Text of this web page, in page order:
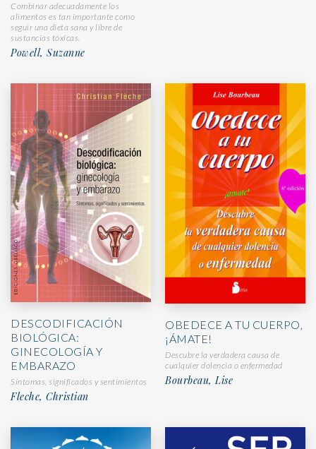
Combinar adecuadamente los
alimentos es tan importante como
seguir una dieta sana y libre de
sustancias tóxicas.
Powell, Suzanne
DESCODIFICACIÓN
BIOLÓGICA:
GINECOLOGÍA Y
EMBARAZO
Síntomas, significados y sentimientos
Fleche, Christian
OBEDECE A TU CUERPO,
¡ÁMATE!
Descubre la verdadera causa de
cualquier dolencia o enfermedad
Bourbeau, Lise